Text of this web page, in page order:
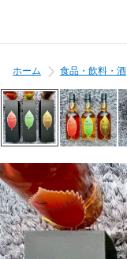
ホーム 食品・飲料・酒